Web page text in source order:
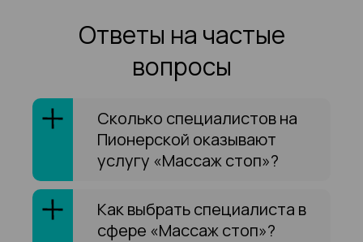
Ответы на частые
вопросы
Сколько специалистов на
Пионерской оказывают
услугу «Массаж стоп»?
Как выбрать специалиста в
сфере «Массаж стоп»?